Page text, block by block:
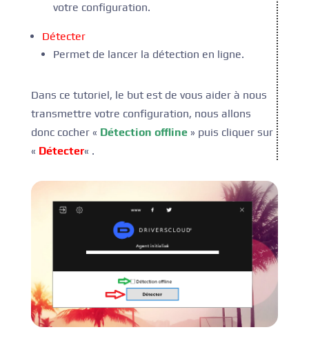
votre configuration.
Détecter
Permet de lancer la détection en ligne.
Dans ce tutoriel, le but est de vous aider à nous
transmettre votre configuration, nous allons
donc cocher « Détection offline» puis cliquer sur
« Détecter« .